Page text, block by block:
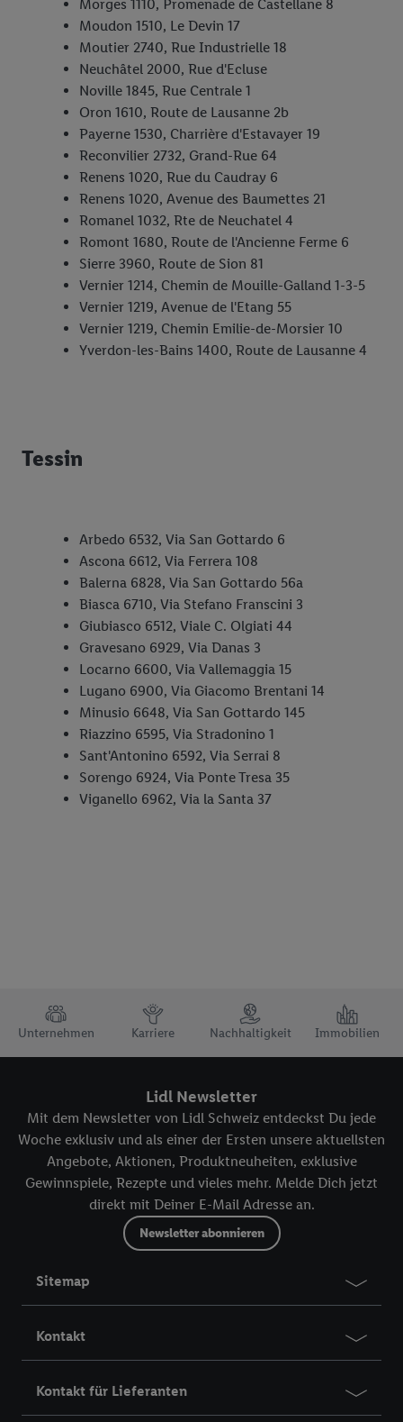
Morges 1110, Promenade de Castellane 8
Moudon 1510, Le Devin 17
Moutier 2740, Rue Industrielle 18
Neuchâtel 2000, Rue d'Ecluse
Noville 1845, Rue Centrale 1
Oron 1610, Route de Lausanne 2b
Payerne 1530, Charrière d'Estavayer 19
Reconvilier 2732, Grand-Rue 64
Renens 1020, Rue du Caudray 6
Renens 1020, Avenue des Baumettes 21
Romanel 1032, Rte de Neuchatel 4
Romont 1680, Route de l'Ancienne Ferme 6
Sierre 3960, Route de Sion 81
Vernier 1214, Chemin de Mouille-Galland 1-3-5
Vernier 1219, Avenue de l'Etang 55
Vernier 1219, Chemin Emilie-de-Morsier 10
Yverdon-les-Bains 1400, Route de Lausanne 4
Tessin
Arbedo 6532, Via San Gottardo 6
Ascona 6612, Via Ferrera 108
Balerna 6828, Via San Gottardo 56a
Biasca 6710, Via Stefano Franscini 3
Giubiasco 6512, Viale C. Olgiati 44
Gravesano 6929, Via Danas 3
Locarno 6600, Via Vallemaggia 15
Lugano 6900, Via Giacomo Brentani 14
Minusio 6648, Via San Gottardo 145
Riazzino 6595, Via Stradonino 1
Sant'Antonino 6592, Via Serrai 8
Sorengo 6924, Via Ponte Tresa 35
Viganello 6962, Via la Santa 37
TRUSTBAR
Unternehmen Karriere Nachhaltigkeit Immobilien
Lidl Newsletter
Mit dem Newsletter von Lidl Schweiz entdeckst Du jede
Woche exklusiv und als einer der Ersten unsere aktuellsten
Angebote, Aktionen, Produktneuheiten, exklusive
Gewinnspiele, Rezepte und vieles mehr. Melde Dich jetzt
direkt mit Deiner E-Mail Adresse an.
Newsletter abonnieren
Sitemap
Kontakt
Kontakt für Lieferanten